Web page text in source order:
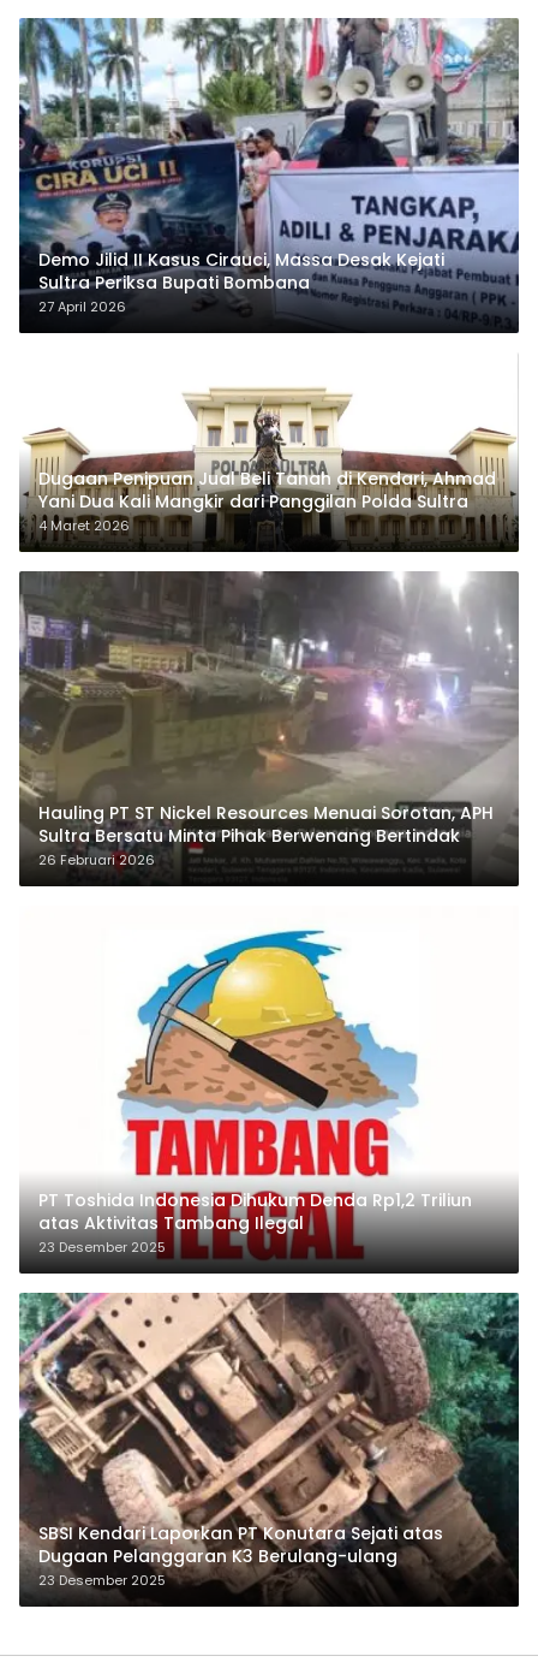
Demo Jilid II Kasus Cirauci, Massa Desak Kejati
Sultra Periksa Bupati Bombana
27 April 2026
Dugaan Penipuan Jual Beli Tanah di Kendari, Ahmad
Yani Dua Kali Mangkir dari Panggilan Polda Sultra
4 Maret 2026
Hauling PT ST Nickel Resources Menuai Sorotan, APH
Sultra Bersatu Minta Pihak Berwenang Bertindak
26 Februari 2026
PT Toshida Indonesia Dihukum Denda Rp1,2 Triliun
atas Aktivitas Tambang Ilegal
23 Desember 2025
SBSI Kendari Laporkan PT Konutara Sejati atas
Dugaan Pelanggaran K3 Berulang-ulang
23 Desember 2025